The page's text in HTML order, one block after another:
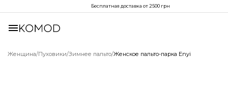
Бесплатная доставка от 2500 грн
Женщина/Пуховики/Зимнее пальто/Женское пальто-парка Enyi